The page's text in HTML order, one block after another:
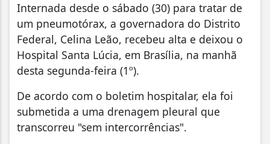
Internada desde o sábado (30) para tratar de
um pneumotórax, a governadora do Distrito
Federal, Celina Leão, recebeu alta e deixou o
Hospital Santa Lúcia, em Brasília, na manhã
desta segunda-feira (1º).
De acordo com o boletim hospitalar, ela foi
submetida a uma drenagem pleural que
transcorreu "sem intercorrências".